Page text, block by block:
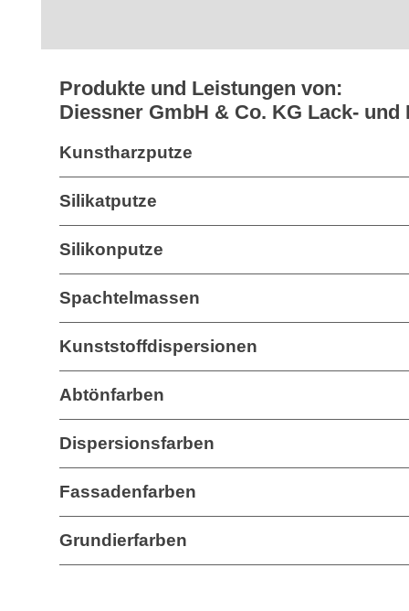
Produkte und Leistungen von:
Diessner GmbH & Co. KG Lack- und
Kunstharzputze
Silikatputze
Silikonputze
Spachtelmassen
Kunststoffdispersionen
Abtönfarben
Dispersionsfarben
Fassadenfarben
Grundierfarben